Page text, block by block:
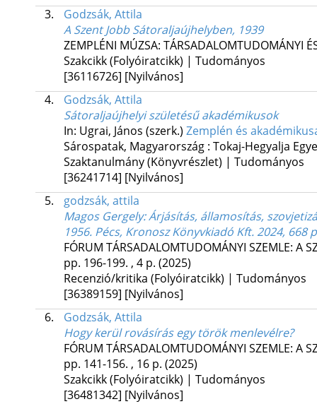
3.
Godzsák, Attila
A Szent Jobb Sátoraljaújhelyben, 1939
ZEMPLÉNI MÚZSA: TÁRSADALOMTUDOMÁNYI
Szakcikk (Folyóiratcikk) | Tudományos
[36116726] [Nyilvános]
4.
Godzsák, Attila
Sátoraljaújhelyi születésű akadémikusok
In: Ugrai, János (szerk.) Zemplén és
Sárospatak, Magyarország : Tokaj-Hegyalja
Szaktanulmány (Könyvrészlet) | Tudományos
[36241714] [Nyilvános]
5.
godzsák, attila
Magos Gergely: Árjásítás, államosítás,
1956. Pécs, Kronosz Könyvkiadó Kft. 2024, 668
FÓRUM TÁRSADALOMTUDOMÁNYI SZEMLE: A
pp. 196-199. , 4 p. (2025)
Recenzió/kritika (Folyóiratcikk) | Tudományos
[36389159] [Nyilvános]
6.
Godzsák, Attila
Hogy kerül rovásírás egy török menlevélre?
FÓRUM TÁRSADALOMTUDOMÁNYI SZEMLE: A
pp. 141-156. , 16 p. (2025)
Szakcikk (Folyóiratcikk) | Tudományos
[36481342] [Nyilvános]